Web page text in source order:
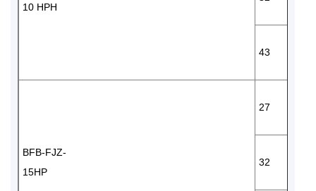
10 HPH
43
BFB-FJZ-
15HP
27
32